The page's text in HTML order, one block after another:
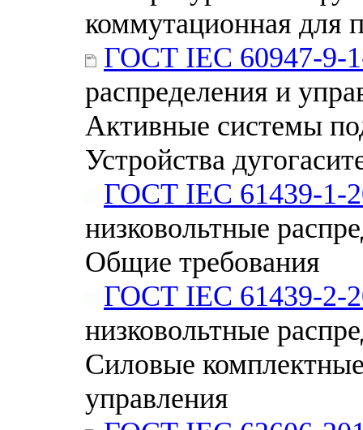
коммутационная для
ГОСТ IEC 60947-9-
распределения и
Активные системы
Устройства
ГОСТ IEC 61439-1-
низковольтные
Общие требования
ГОСТ IEC 61439-2-
низковольтные
Силовые
управления